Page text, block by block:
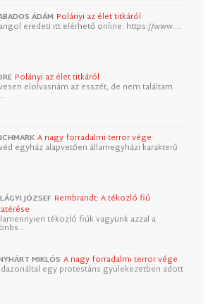
ÁDÁM Polányi az élet titkáról
eredeti itt elérhető online: https://www.…
Polányi az élet titkáról
elolvasnám az esszét, de nem találtam.
A nagy forradalmi terror vége
egyház alapvetően államegyházi karakterű
JÓZSEF Rembrandt: A tékozló fiú
tékozló fiúk vagyunk azzal a
MIKLÓS A nagy forradalmi terror vége
egy protestáns gyülekezetben adott